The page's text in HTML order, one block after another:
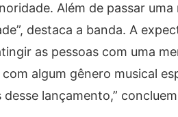
Além de passar
destaca a banda. A
as pessoas com uma
algum gênero musical
lançamento,”